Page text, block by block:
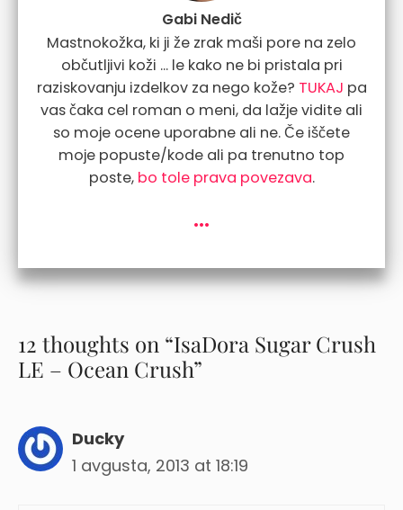
Gabi Nedič
Mastnokožka, ki ji že zrak maši pore na zelo
občutljivi koži ... le kako ne bi pristala pri
raziskovanju izdelkov za nego kože? TUKAJ pa
vas čaka cel roman o meni, da lažje vidite ali
so moje ocene uporabne ali ne. Če iščete
moje popuste/kode ali pa trenutno top
poste, bo tole prava povezava.
...
12 thoughts on “IsaDora Sugar Crush
LE – Ocean Crush”
Ducky
1 avgusta, 2013 at 18:19